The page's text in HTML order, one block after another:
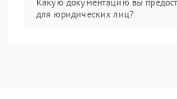
для юридических лиц?